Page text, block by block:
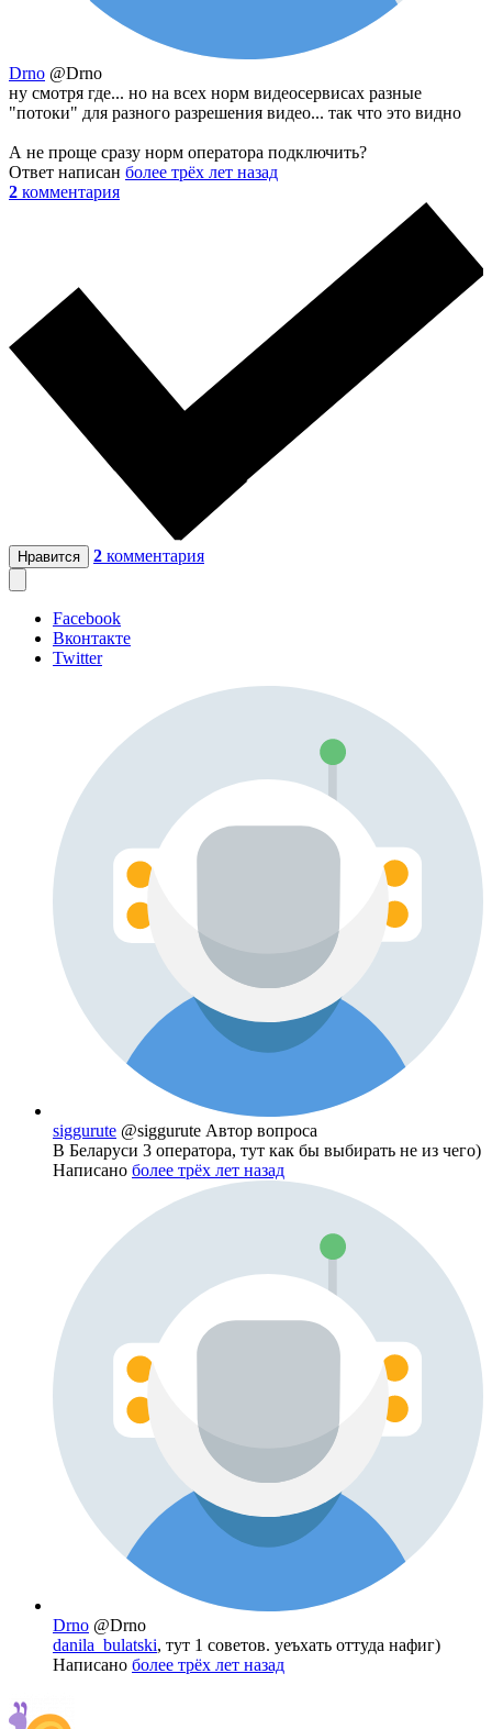
Drno @Drno
ну смотря где... но на всех норм видеосервисах разные
"потоки" для разного разрешения видео... так что это видно
А не проще сразу норм оператора подключить?
Ответ написан более трёх лет назад
2 комментария
Нравится 2 комментария
Facebook
Вконтакте
Twitter
siggurute @siggurute Автор вопроса
В Беларуси 3 оператора, тут как бы выбирать не из чего)
Написано более трёх лет назад
Drno @Drno
danila_bulatski, тут 1 советов. уеъхать оттуда нафиг)
Написано более трёх лет назад